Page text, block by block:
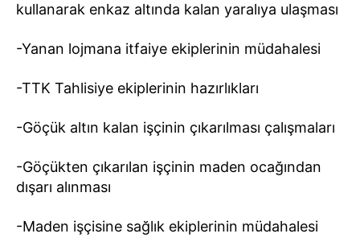
kullanarak enkaz altında kalan yaralıya ulaşması
-Yanan lojmana itfaiye ekiplerinin müdahalesi
-TTK Tahlisiye ekiplerinin hazırlıkları
-Göçük altın kalan işçinin çıkarılması çalışmaları
-Göçükten çıkarılan işçinin maden ocağından
dışarı alınması
-Maden işçisine sağlık ekiplerinin müdahalesi